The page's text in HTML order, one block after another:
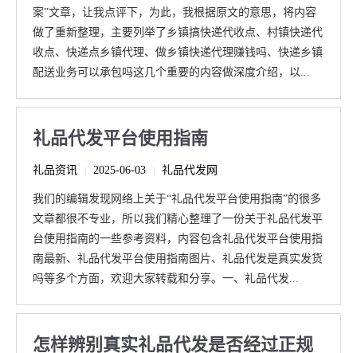
案”文章，让我点评下，为此，我根据原文的意思，将内容
做了重新整理，主要列举了乡镇搞快递代收点、村镇快递代
收点、快递点乡镇代理、做乡镇快递代理赚钱吗、快递乡镇
配送业务可以承包吗这几个重要的内容做深度介绍，以...
礼品代发平台使用指南
礼品资讯 2025-06-03 礼品代发网
我们的编辑发现网络上关于“礼品代发平台使用指南”的很多
文章都很不专业，所以我们精心整理了一份关于礼品代发平
台使用指南的一些参考资料，内容包含礼品代发平台使用指
南最新、礼品代发平台使用指南图片、礼品代发是真实发货
吗等多个方面，欢迎大家转载和分享。一、礼品代发...
怎样辨别真实礼品代发是否经过正规